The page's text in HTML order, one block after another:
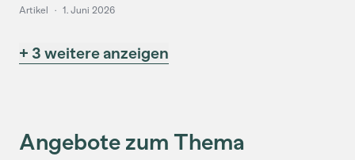
Artikel · 1. Juni 2026
+ 3 weitere anzeigen
Angebote zum Thema